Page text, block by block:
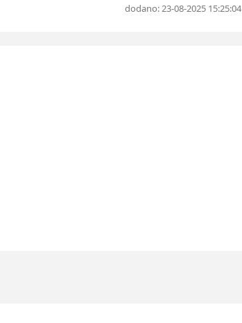
dodano: 23-08-2025 15:25:04